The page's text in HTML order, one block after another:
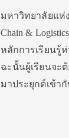
มหาวิทยาลัยแห่
Chain &
หลักการเรียนรู้
ฉะนั้นผู้เรียนจะ
มาประยุกต์เข้า